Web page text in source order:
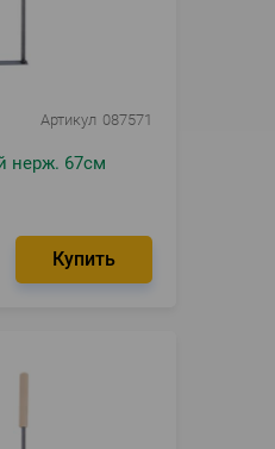
Артикул 087571
нерж. 67см